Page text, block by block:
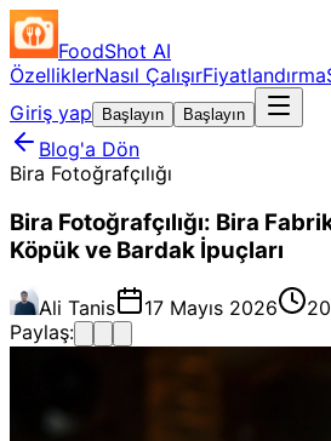
FoodShot AI
ÖzelliklerNasıl ÇalışırFiyatlandırma
Giriş yap
Başlayın Başlayın
Blog'a Dön
Bira Fotoğrafçılığı
Bira Fotoğrafçılığı: Bira
Köpük ve Bardak İpuçları
Ali Tanis 17 Mayıs 2026
Paylaş: